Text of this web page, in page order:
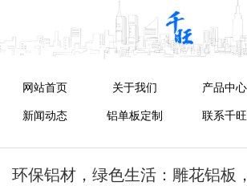
网站首页 关于我们 产品中心
新闻动态 铝单板定制 联系千旺
环保铝材，绿色生活：雕花铝板